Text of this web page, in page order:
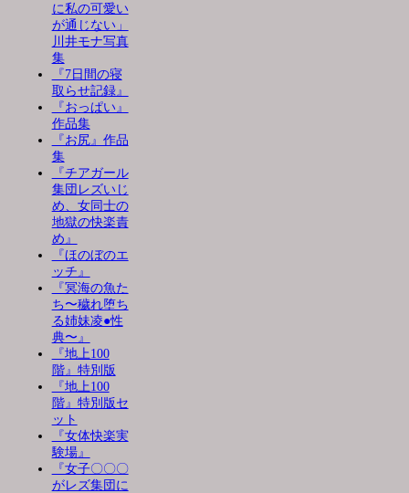
に私の可愛い
が通じない」
川井モナ写真
集
『7日間の寝
取らせ記録』
『おっぱい』
作品集
『お尻』作品
集
『チアガール
集団レズいじ
め、女同士の
地獄の快楽責
め』
『ほのぼのエ
ッチ』
『冥海の魚た
ち〜穢れ堕ち
る姉妹凌●性
典〜』
『地上100
階』特別版
『地上100
階』特別版セ
ット
『女体快楽実
験場』
『女子〇〇〇
がレズ集団に